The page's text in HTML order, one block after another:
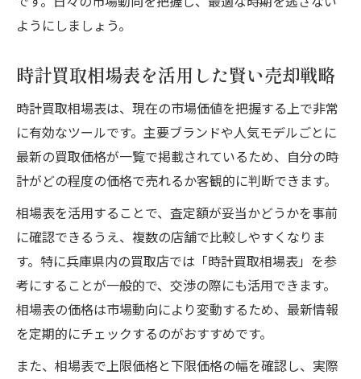
ようにしましょう。
時計買取相場表を活用した賢い売却戦略
時計買取相場表は、現在の市場価値を把握する上で非常
に有効なツールです。主要ブランドや人気モデルごとに
最新の買取価格が一覧で掲載されているため、自分の時
計がどの程度の価格で売れるか客観的に判断できます。
相場表を活用することで、査定額が妥当かどうかを事前
に確認できるうえ、複数の店舗で比較しやすくなりま
す。特に兵庫県内の買取店では「時計買取相場表」を参
考にすることが一般的で、交渉の際にも活用できます。
相場表の価格は市場動向により変動するため、最新情報
を定期的にチェックするのがおすすめです。
また、相場表で上限価格と下限価格の幅を確認し、実際